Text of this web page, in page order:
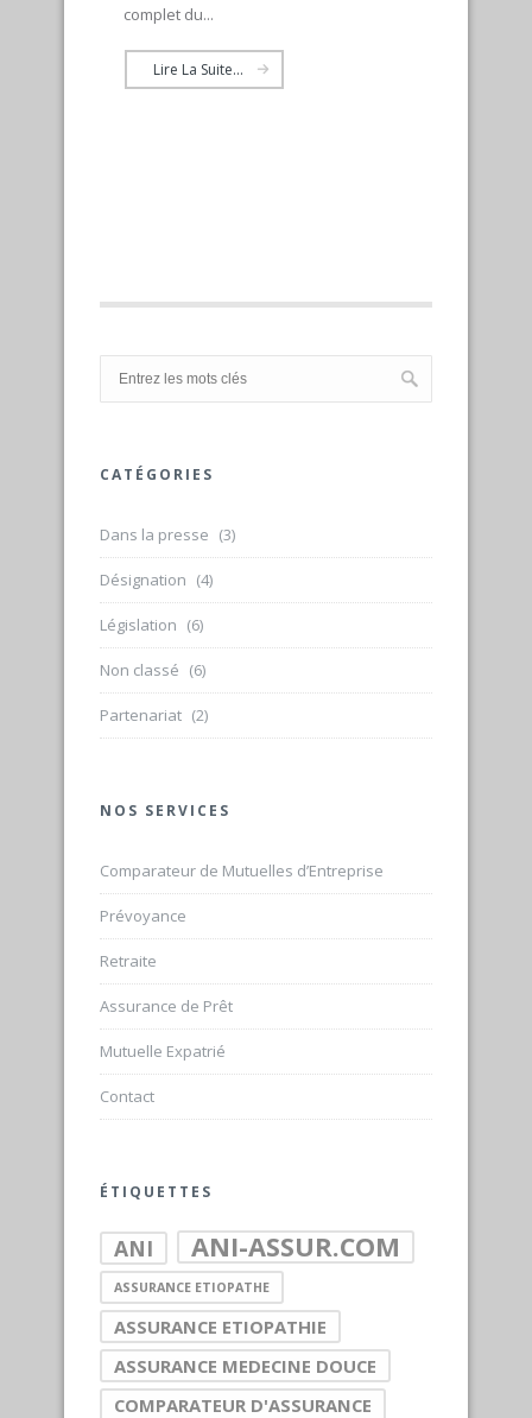
complet du...
Lire La Suite...
CATÉGORIES
Dans la presse (3)
Désignation (4)
Législation (6)
Non classé (6)
Partenariat (2)
NOS SERVICES
Comparateur de Mutuelles d’Entreprise
Prévoyance
Retraite
Assurance de Prêt
Mutuelle Expatrié
Contact
ÉTIQUETTES
ANI ANI-ASSUR.COM
ASSURANCE ETIOPATHE
ASSURANCE ETIOPATHIE
ASSURANCE MEDECINE DOUCE
COMPARATEUR D'ASSURANCE